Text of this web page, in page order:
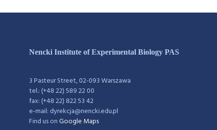
Nencki Institute of Experimental Biology PAS
3 Pasteur Street, 02-093 Warszawa
tel.: (+48 22) 589 22 00
fax: (+48 22) 822 53 42
e-mail: dyrekcja@nencki.edu.pl
Find us onGoogle Maps